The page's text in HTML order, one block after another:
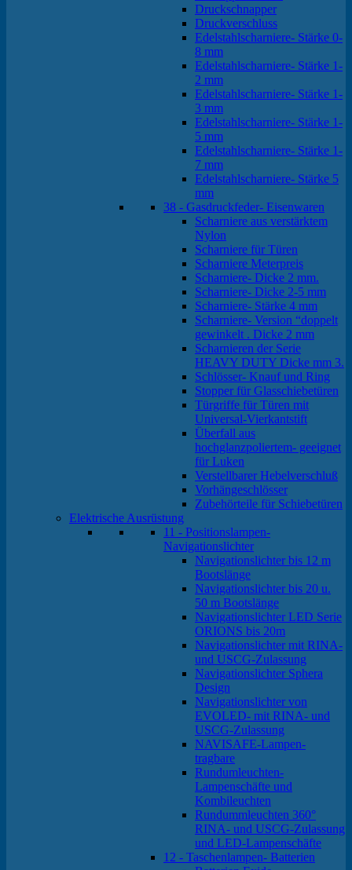
Druckschnapper
Druckverschluss
Edelstahlscharniere- Stärke 0-
8 mm
Edelstahlscharniere- Stärke 1-
2 mm
Edelstahlscharniere- Stärke 1-
3 mm
Edelstahlscharniere- Stärke 1-
5 mm
Edelstahlscharniere- Stärke 1-
7 mm
Edelstahlscharniere- Stärke 5
mm
38 - Gasdruckfeder- Eisenwaren
Scharniere aus verstärktem
Nylon
Scharniere für Türen
Scharniere Meterpreis
Scharniere- Dicke 2 mm.
Scharniere- Dicke 2-5 mm
Scharniere- Stärke 4 mm
Scharniere- Version “doppelt
gewinkelt . Dicke 2 mm
Scharnieren der Serie
HEAVY DUTY Dicke mm 3.
Schlösser- Knauf und Ring
Stopper für Glasschiebetüren
Türgriffe für Türen mit
Universal-Vierkantstift
Überfall aus
hochglanzpoliertem- geeignet
für Luken
Verstellbarer Hebelverschluß
Vorhängeschlösser
Zubehörteile für Schiebetüren
Elektrische Ausrüstung
11 - Positionslampen-
Navigationslichter
Navigationslichter bis 12 m
Bootslänge
Navigationslichter bis 20 u.
50 m Bootslänge
Navigationslichter LED Serie
ORIONS bis 20m
Navigationslichter mit RINA-
und USCG-Zulassung
Navigationslichter Sphera
Design
Navigationslichter von
EVOLED- mit RINA- und
USCG-Zulassung
NAVISAFE-Lampen-
tragbare
Rundumleuchten-
Lampenschäfte und
Kombileuchten
Rundummleuchten 360°
RINA- und USCG-Zulassung
und LED-Lampenschäfte
12 - Taschenlampen- Batterien